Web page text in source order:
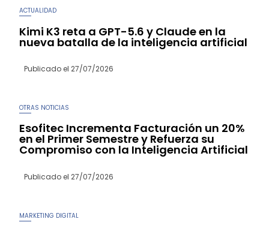
ACTUALIDAD
Kimi K3 reta a GPT-5.6 y Claude en la
nueva batalla de la inteligencia artificial
Publicado el 27/07/2026
OTRAS NOTICIAS
Esofitec Incrementa Facturación un 20%
en el Primer Semestre y Refuerza su
Compromiso con la Inteligencia Artificial
Publicado el 27/07/2026
MARKETING DIGITAL